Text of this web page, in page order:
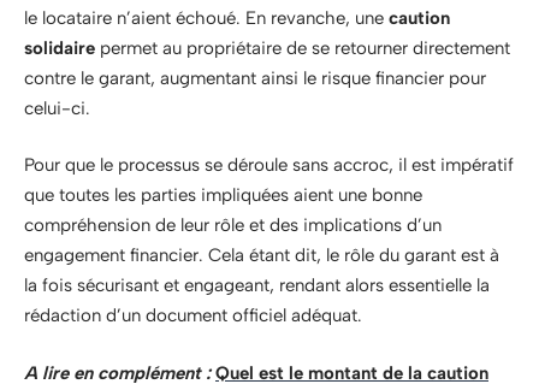
le locataire n’aient échoué. En revanche, une caution
solidaire permet au propriétaire de se retourner directement
contre le garant, augmentant ainsi le risque financier pour
celui-ci.
Pour que le processus se déroule sans accroc, il est impératif
que toutes les parties impliquées aient une bonne
compréhension de leur rôle et des implications d’un
engagement financier. Cela étant dit, le rôle du garant est à
la fois sécurisant et engageant, rendant alors essentielle la
rédaction d’un document officiel adéquat.
A lire en complément : Quel est le montant de la caution